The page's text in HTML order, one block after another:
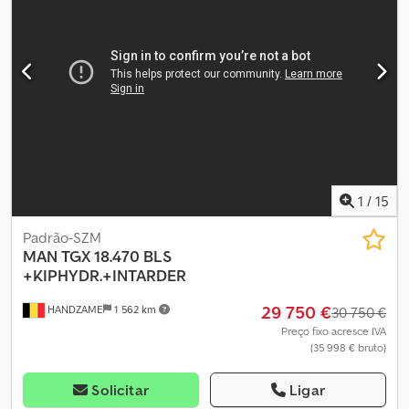
Suspensão: pneumática Tração: roda Dedpfx Aszguyisp Hjkr
Número de cilindros: 6 PBT: 18.000 kg Tipo de motor: MAN D 2676
LF79 = Outras opções e acessórios = - Defletor de teto - PTO
1 / 15
HANDZAME 1 562 km
Padrão-SZM
MAN TGX 18.470 BLS
+KIPHYDR.+INTARDER
29 750 €30 750 €
Preço fixo acresce IVA
(35 998 € bruto)
Solicitar Ligar